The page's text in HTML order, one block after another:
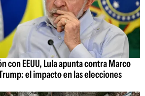
con EEUU, Lula apunta contra Marco
el impacto en las elecciones